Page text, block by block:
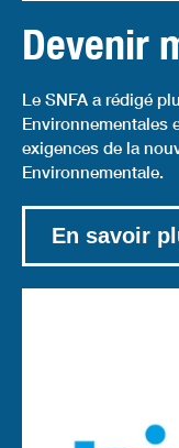
Devenir
Le SNFA a rédigé
Environnementales
exigences de la
Environnementale.
En savoir